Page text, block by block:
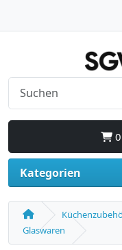
0
Kategorien
Glaswaren